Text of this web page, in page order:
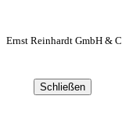
Ernst Reinhardt GmbH &
Schließen